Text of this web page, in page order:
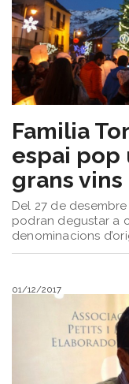
​Familia
espai pop
grans vins
Del 27 de
podran degustar a
denominacions
01/12/2017